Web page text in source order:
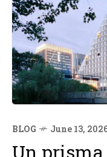
BLOG June 13,
Un prisma